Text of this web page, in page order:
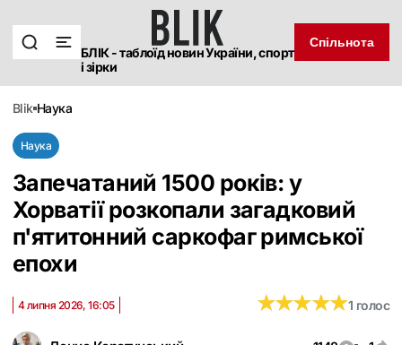
БЛІК - таблоїд новин України, спорт
і зірки
Спільнота
blik наука
Наука
Запечатаний 1500 років: у
Хорватії розкопали загадковий
п'ятитонний саркофаг римської
епохи
4 липня 2026, 16:05 ★★★★★
★★★★★1 голос